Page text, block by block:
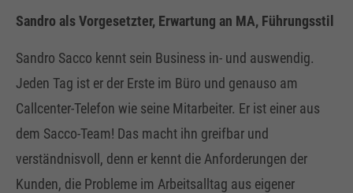
Sandro als Vorgesetzter, Erwartung an MA, Führungsstil
Sandro Sacco kennt sein Business in- und auswendig.
Jeden Tag ist er der Erste im Büro und genauso am
Callcenter-Telefon wie seine Mitarbeiter. Er ist einer aus
dem Sacco-Team! Das macht ihn greifbar und
verständnisvoll, denn er kennt die Anforderungen der
Kunden, die Probleme im Arbeitsalltag aus eigener